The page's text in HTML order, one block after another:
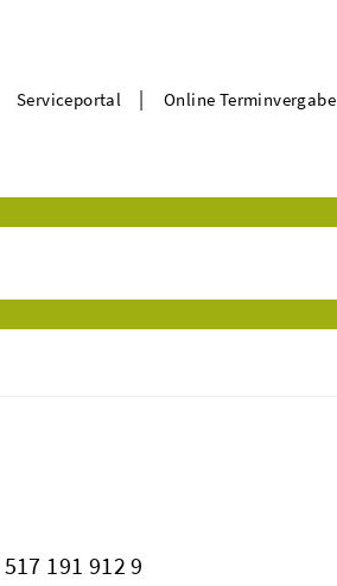
Serviceportal | Online Terminvergabe
191 912 9